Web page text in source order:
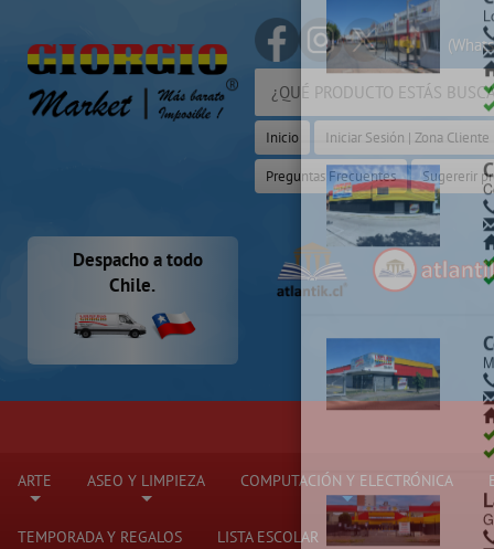
Inicio Iniciar Sesión | Zona Cliente
Preguntas Frecuentes Sugererir
Despacho a todo
Chile.
Selecciona
ARTE ASEO Y LIMPIEZA
+
COMPUTACIÓN Y ELECTRÓNICA
TEMPORADA Y REGALOS LISTA ESCOLAR